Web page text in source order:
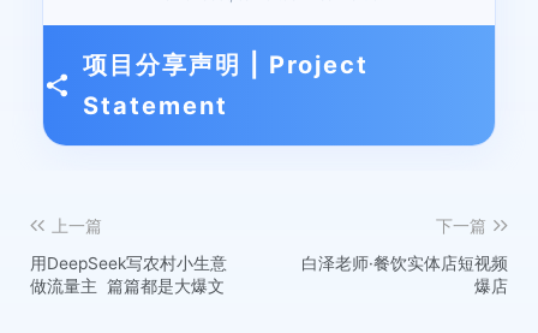
项目分享声明 | Project
Statement
上一篇
用DeepSeek写农村小生意
做流量主 篇篇都是大爆文
下一篇
白泽老师·餐饮实体店短视频
爆店